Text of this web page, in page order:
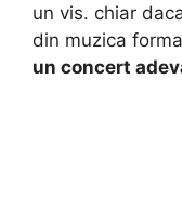
un vis. chiar
din muzica
un concert